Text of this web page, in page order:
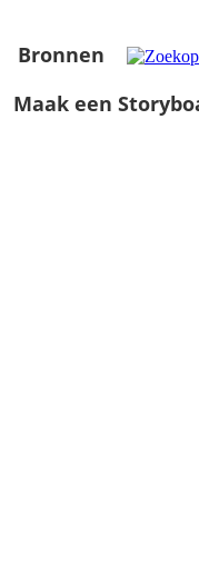
Bronnen
Maak een